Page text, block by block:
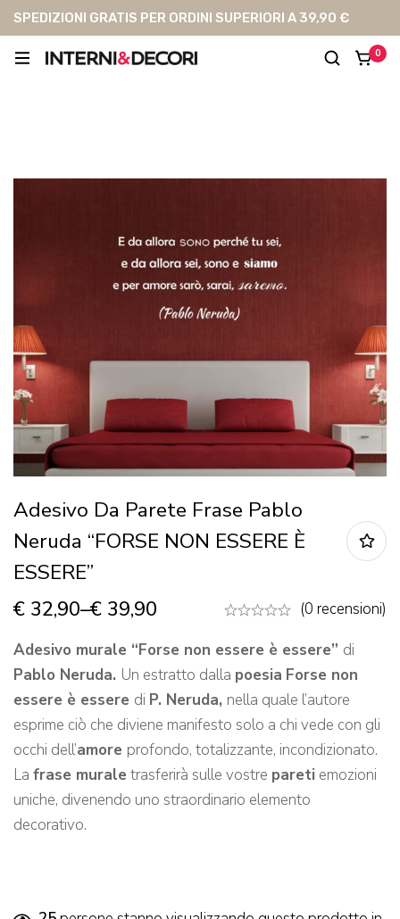
SPEDIZIONI GRATIS PER ORDINI SUPERIORI A 39,90 €
0
Adesivo Da Parete Frase Pablo
Neruda “FORSE NON ESSERE È
ESSERE”
€ 32,90–€ 39,90
(0 recensioni)
Adesivo murale “Forse non essere è essere” di
Pablo Neruda. Un estratto dalla poesia Forse non
essere è essere di P. Neruda, nella quale l’autore
esprime ciò che diviene manifesto solo a chi vede con gli
occhi dell’amore profondo, totalizzante, incondizionato.
La frase murale trasferirà sulle vostre pareti emozioni
uniche, divenendo uno straordinario elemento
decorativo.